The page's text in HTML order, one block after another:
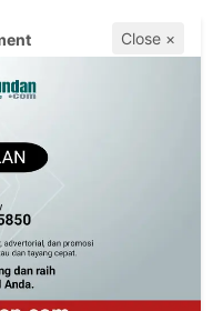
Close ×